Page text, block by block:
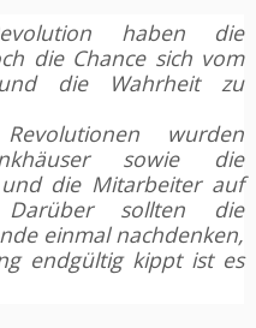
haben die
die Chance sich vom
die Wahrheit zu
wurden
sowie die
die Mitarbeiter auf
sollten die
einmal nachdenken,
endgültig kippt ist es